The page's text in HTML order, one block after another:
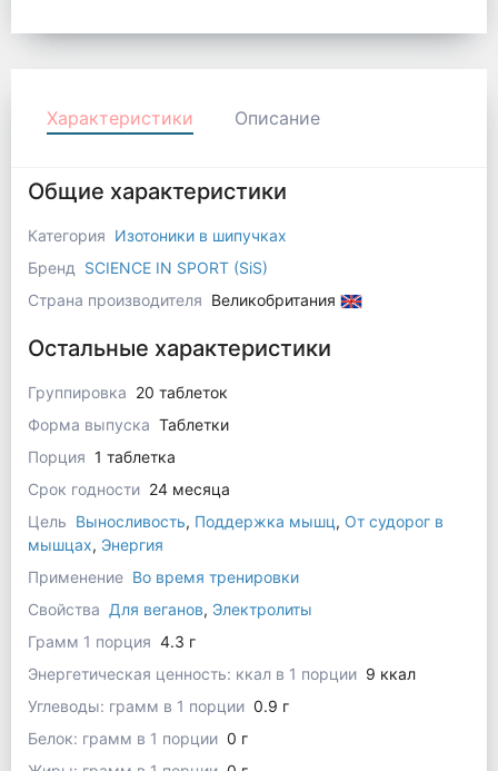
Характеристики Описание
Общие характеристики
Категория Изотоники в шипучках
Бренд
SCIENCE IN SPORT (SiS)
Страна производителя Великобритания
Остальные характеристики
Группировка 20 таблеток
Форма выпуска Таблетки
Порция 1 таблетка
Срок годности 24 месяца
Цель Выносливость, Поддержка мышц, От судорог в
мышцах, Энергия
Применение Во время тренировки
Свойства Для веганов, Электролиты
Грамм 1 порция 4.3 г
Энергетическая ценность: ккал в 1 порции 9 ккал
Углеводы: грамм в 1 порции 0.9 г
Белок: грамм в 1 порции 0 г